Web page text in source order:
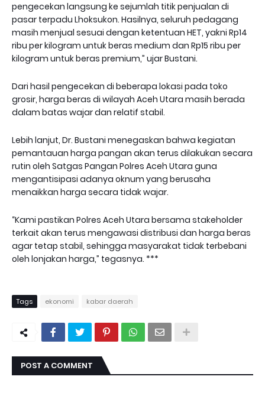
pengecekan langsung ke sejumlah titik penjualan di
pasar terpadu Lhoksukon. Hasilnya, seluruh pedagang
masih menjual sesuai dengan ketentuan HET, yakni Rp14
ribu per kilogram untuk beras medium dan Rp15 ribu per
kilogram untuk beras premium,” ujar Bustani.
Dari hasil pengecekan di beberapa lokasi pada toko
grosir, harga beras di wilayah Aceh Utara masih berada
dalam batas wajar dan relatif stabil.
Lebih lanjut, Dr. Bustani menegaskan bahwa kegiatan
pemantauan harga pangan akan terus dilakukan secara
rutin oleh Satgas Pangan Polres Aceh Utara guna
mengantisipasi adanya oknum yang berusaha
menaikkan harga secara tidak wajar.
“Kami pastikan Polres Aceh Utara bersama stakeholder
terkait akan terus mengawasi distribusi dan harga beras
agar tetap stabil, sehingga masyarakat tidak terbebani
oleh lonjakan harga,” tegasnya. ***
Tags ekonomi kabar daerah
POST A COMMENT